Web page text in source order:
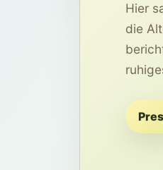
Hier
die